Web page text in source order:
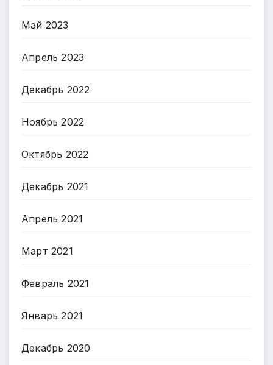
Май 2023
Апрель 2023
Декабрь 2022
Ноябрь 2022
Октябрь 2022
Декабрь 2021
Апрель 2021
Март 2021
Февраль 2021
Январь 2021
Декабрь 2020